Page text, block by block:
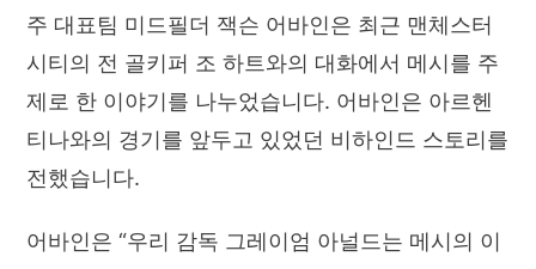
주 대표팀 미드필더 잭슨 어바인은 최근 맨체스터
시티의 전 골키퍼 조 하트와의 대화에서 메시를 주
제로 한 이야기를 나누었습니다. 어바인은 아르헨
티나와의 경기를 앞두고 있었던 비하인드 스토리를
전했습니다.
어바인은 “우리 감독 그레이엄 아널드는 메시의 이